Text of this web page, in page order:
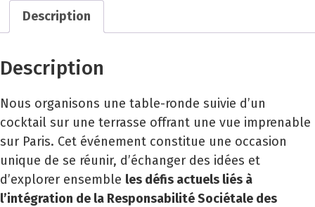
Description
Description
Nous organisons une table-ronde suivie d’un
cocktail sur une terrasse offrant une vue imprenable
sur Paris. Cet événement constitue une occasion
unique de se réunir, d’échanger des idées et
d’explorer ensemble les défis actuels liés à
l’intégration de la Responsabilité Sociétale des